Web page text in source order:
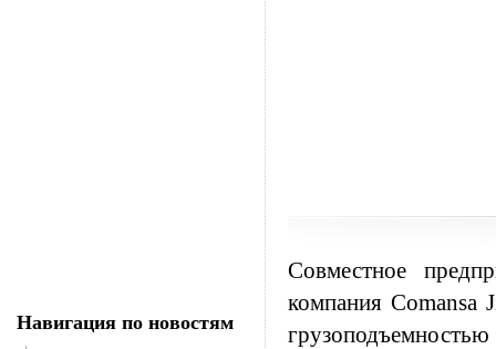
Навигация по новостям
Совместное
компания Comansa